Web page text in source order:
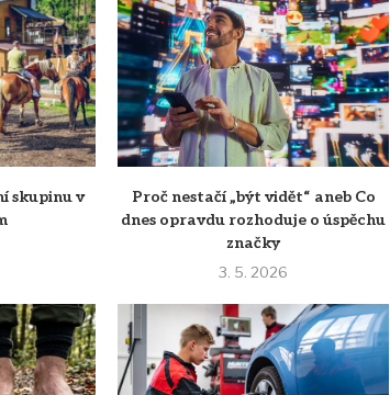
skupinu v
Proč nestačí „být vidět“ aneb Co
dnes opravdu rozhoduje o úspěchu
značky
3. 5. 2026